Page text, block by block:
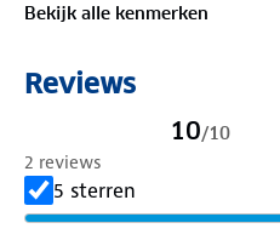
Bekijk alle kenmerken
Reviews
10/10
2 reviews
5 sterren